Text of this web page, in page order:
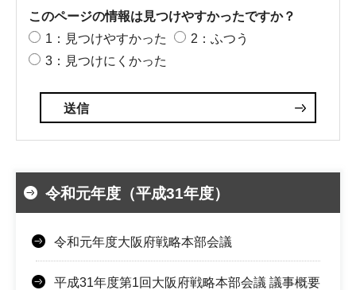
このページの情報は見つけやすかったですか？
1：見つけやすかった
2：ふつう
3：見つけにくかった
令和元年度（平成31年度）
令和元年度大阪府戦略本部会議
平成31年度第1回大阪府戦略本部会議 議事概要